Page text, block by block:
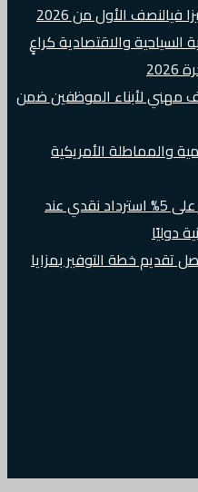
الأول من 2026
والاقتصادية كراعٍ
مهني لأبناء الموظفين ضمن
والمماطلة الأمريكية
أكثر من 5000فائز سيحصلون على 5% استرداد نقدي عند
تقديم خطة التوفير بمزايا